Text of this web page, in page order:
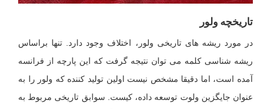
تاریخچه ولور
در مورد ریشه های تاریخی ولور، اختلاف وجود دارد. تنها براساس
ریشه شناسی کلمه می توان نتیجه گرفت که این پارچه از فرانسه
آمده است، اما دقیقا مشخص نیست اولین تولید کننده که ولور را به
عنوان جایگزین ولوت توسعه داده، کیست. سوابق تاریخی مربوط به